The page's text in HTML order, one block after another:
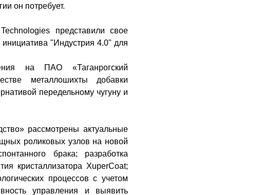
он потребует.
представили свое
"Индустрия 4.0" для
на ПАО «Таганрогский
металлошихты добавки
передельному чугуну и
рассмотрены актуальные
роликовых узлов на новой
брака; разработка
кристаллизатора XuperCoat;
процессовс учетом
управления и выявить